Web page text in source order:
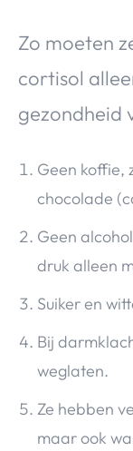
Zo moeten
cortisol
gezondheid
Geen koffie,
chocolade
Geen
druk alleen
Suiker en
Bij
weglaten.
Ze hebben
maar ook